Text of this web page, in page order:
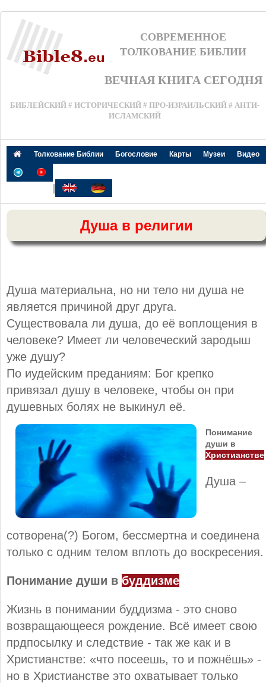
СОВРЕМЕННОЕ
ТОЛКОВАНИЕ БИБЛИИ
ВЕЧНАЯ КНИГА СЕГОДНЯ
БИБЛЕЙСКИЙ # ИСТОРИЧЕСКИЙ # ПРО-ИЗРАИЛЬСКИЙ # АНТИ-
ИСЛАМСКИЙ
Толкование Библии Богословие Карты Музеи Видео
|
Душа в религии
Душа материальна, но ни тело ни душа не
является причиной друг друга.
Существовала ли душа, до её воплощения в
человеке? Имеет ли человеческий зародыш
уже душу?
По иудейским преданиям: Бог крепко
привязал душу в человеке, чтобы он при
душевных болях не выкинул её.
Понимание
души в
Христианстве
Душа –
сотворена(?) Богом, бессмертна и соединена
только с одним телом вплоть до воскресения.
Понимание души в буддизме
Жизнь в понимании буддизма - это сново
возвращающееся рождение. Всё имеет свою
прдпосылку и следствие - так же как и в
Христианстве: «что посеешь, то и пожнёшь» -
но в Христианстве это охватывает только